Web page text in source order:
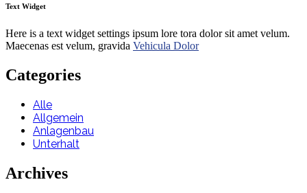
Text Widget
Here is a text widget settings ipsum lore tora dolor sit amet velum.
Maecenas est velum, gravida Vehicula Dolor
Categories
Alle
Allgemein
Anlagenbau
Unterhalt
Archives